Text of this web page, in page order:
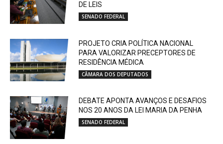
DE LEIS
SENADO FEDERAL
PROJETO CRIA POLÍTICA NACIONAL
PARA VALORIZAR PRECEPTORES DE
RESIDÊNCIA MÉDICA
CÂMARA DOS DEPUTADOS
DEBATE APONTA AVANÇOS E DESAFIOS
NOS 20 ANOS DA LEI MARIA DA PENHA
SENADO FEDERAL